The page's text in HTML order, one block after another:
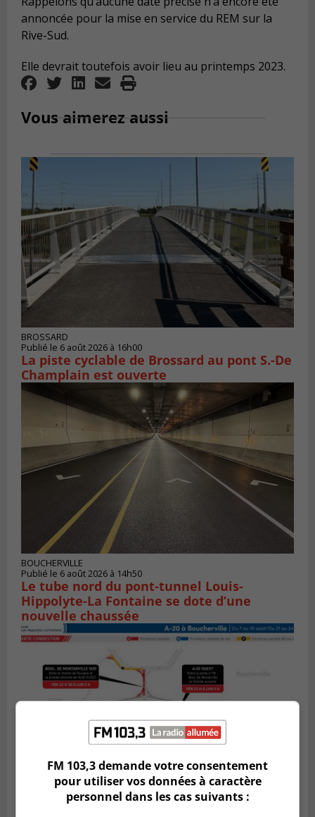
annoncée pour la mise en service du REM sur la
Rive-Sud.
Elle devrait toutefois avoir lieu au printemps 2023.
Vous aimerez aussi
BROSSARD
Publié le 6 août 2026 à 16h00
La piste cyclable de Brossard au pont S.-De
Champlain est ouverte
BOUCHERVILLE
Publié le 6 août 2026 à 14h50
Le tube nord du pont-tunnel Louis-
Hippolyte-La Fontaine se dote d’une
nouvelle chaussée
BOUCHERVILLE
FM 103,3 demande votre consentement
pour utiliser vos données à caractère
personnel dans les cas suivants :